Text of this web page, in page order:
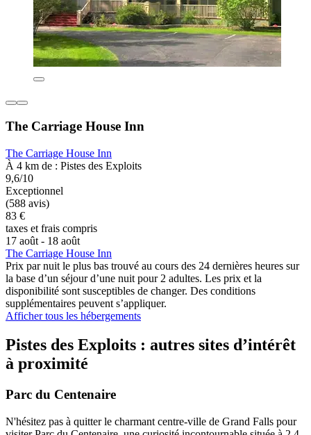
The Carriage House Inn
The Carriage House Inn
À 4 km de : Pistes des Exploits
9,6/10
Exceptionnel
(588 avis)
83 €
taxes et frais compris
17 août - 18 août
The Carriage House Inn
Prix par nuit le plus bas trouvé au cours des 24 dernières heures sur
la base d’un séjour d’une nuit pour 2 adultes. Les prix et la
disponibilité sont susceptibles de changer. Des conditions
supplémentaires peuvent s’appliquer.
Afficher tous les hébergements
Pistes des Exploits : autres sites d’intérêt
à proximité
Parc du Centenaire
N'hésitez pas à quitter le charmant centre-ville de Grand Falls pour